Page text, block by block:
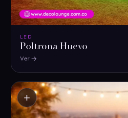
LED
Poltrona Huevo
Ver
＋